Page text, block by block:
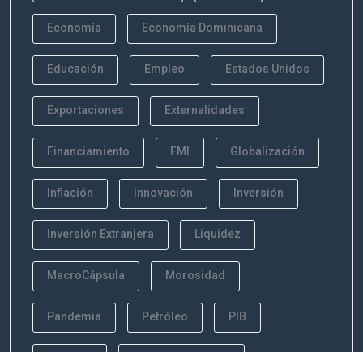
Economía Economía Dominicana
Educación Empleo Estados Unidos
Exportaciones Externalidades
Financiamiento FMI Globalización
Inflación Innovación Inversión
Inversión Extranjera Liquidez
MacroCápsula Morosidad
Pandemia Petróleo PIB